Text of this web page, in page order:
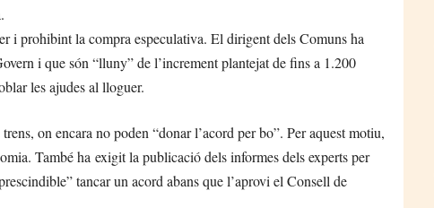
i prohibint la compra especulativa. El dirigent dels Comuns ha
i que són “lluny” de l’increment plantejat de fins a 1.200
les ajudes al lloguer.
on encara no poden “donar l’acord per bo”. Per aquest motiu,
També ha exigit la publicació dels informes dels experts per
tancar un acord abans que l’aprovi el Consell de